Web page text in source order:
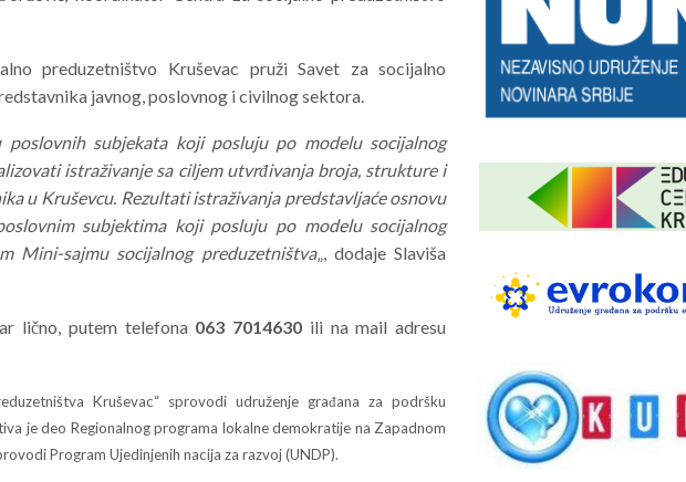
preduzetništvo Kruševac pruži Savet za socijalno
javnog, poslovnog i civilnog sektora.
subjekata koji posluju po modelu socijalnog
istraživanje sa ciljem utvrđivanja broja, strukture i
u Kruševcu. Rezultati istraživanja predstavljaće osnovu
subjektima koji posluju po modelu socijalnog
Mini-sajmu socijalnog preduzetništva„, dodaje Slaviša
lično, putem telefona 063 7014630 ili na mail adresu
Kruševac“ sprovodi udruženje građana za podršku
je deo Regionalnog programa lokalne demokratije na Zapadnom
Program Ujedinjenih nacija za razvoj (UNDP).